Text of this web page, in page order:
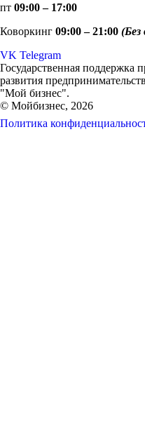
пт 09:00 – 17:00
Коворкинг 09:00 – 21:00 (Без
VK Telegram
Государственная поддержка
развития
"Мой бизнес".
© Мойбизнес, 2026
Политика